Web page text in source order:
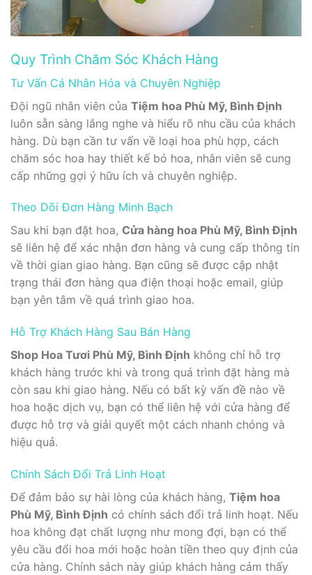
Quy Trình Chăm Sóc Khách Hàng
Tư Vấn Cá Nhân Hóa và Chuyên Nghiệp
Đội ngũ nhân viên của Tiệm hoa Phù Mỹ, Bình Định
luôn sẵn sàng lắng nghe và hiểu rõ nhu cầu của khách
hàng. Dù bạn cần tư vấn về loại hoa phù hợp, cách
chăm sóc hoa hay thiết kế bó hoa, nhân viên sẽ cung
cấp những gợi ý hữu ích và chuyên nghiệp.
Theo Dõi Đơn Hàng Minh Bạch
Sau khi bạn đặt hoa, Cửa hàng hoa Phù Mỹ, Bình Định
sẽ liên hệ để xác nhận đơn hàng và cung cấp thông tin
về thời gian giao hàng. Bạn cũng sẽ được cập nhật
trạng thái đơn hàng qua điện thoại hoặc email, giúp
bạn yên tâm về quá trình giao hoa.
Hỗ Trợ Khách Hàng Sau Bán Hàng
Shop Hoa Tươi Phù Mỹ, Bình Định không chỉ hỗ trợ
khách hàng trước khi và trong quá trình đặt hàng mà
còn sau khi giao hàng. Nếu có bất kỳ vấn đề nào về
hoa hoặc dịch vụ, bạn có thể liên hệ với cửa hàng để
được hỗ trợ và giải quyết một cách nhanh chóng và
hiệu quả.
Chính Sách Đổi Trả Linh Hoạt
Để đảm bảo sự hài lòng của khách hàng, Tiệm hoa
Phù Mỹ, Bình Định có chính sách đổi trả linh hoạt. Nếu
hoa không đạt chất lượng như mong đợi, bạn có thể
yêu cầu đổi hoa mới hoặc hoàn tiền theo quy định của
cửa hàng. Chính sách này giúp khách hàng cảm thấy